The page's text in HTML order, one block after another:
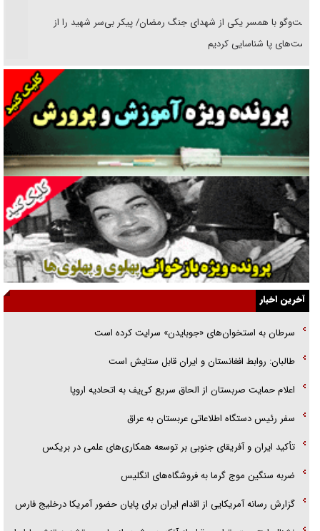
گفت‌وگو با همسر یکی از شهدای جنگ رمضان/ پیکر بی‌سر شهید را از
انگشت‌های پا شناسایی کردیم
نسلی که آنلاین الگو می‌گیرد
گفت‌وگو با آیت‌الله جاودان/ جفای مخالفان مکانت معنوی رهبر شهید را
ارتقا می‌داد
راننده مست به قانون می‌خندد
همه آقای دوربینی شده‌ایم!
قصه ناتمام سرویس مدارس
آیا مقاومت فلسطین خلع‌سلاح می‌شود؟
الگوی وحدت‌آفرین در ادراک سیاست خارجی
گفتگوی دکتر اخوان مدیرمسئول روزنامه جوان با برنامه تلویزیونی «نبرد
هرمز»
امام حسین (ع) کشته سیرت‌های عصر جاهلی شد
فریاد‌ها و ناله‌های دوستان مبارزدلم را آتش می‌زد
آخرین اخبار
سرطان به استخوان‌های «جوبایدن» سرایت کرده است
طالبان: روابط افغانستان و ایران قابل ستایش است
اعلام حمایت صربستان از الحاق سریع کی‌یف به اتحادیه اروپا
سفر رئیس دستگاه اطلاعاتی عربستان به عراق
تأکید ایران و آفریقای جنوبی بر توسعه همکاری‌های علمی در بریکس
ضربه سنگین موج گرما به فروشگاه‌های انگلیس
گزارش رسانه آمریکایی از اقدام ایران برای پایان حضور آمریکا درخلیج فارس